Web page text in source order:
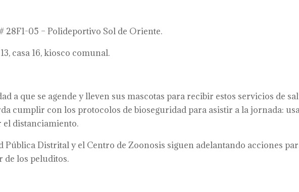
28F1-05 – Polideportivo Sol de Oriente.
casa 16, kiosco comunal.
a que se agende y lleven sus mascotas para recibir estos servicios de
cumplir con los protocolos de bioseguridad para asistir a la jornada:
el distanciamiento.
Pública Distrital y el Centro de Zoonosis siguen adelantando acciones
de los peluditos.